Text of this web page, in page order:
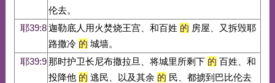
伦去。
耶39:8迦勒底人用火焚烧王宫、和百姓 的 房屋、又拆毁耶
路撒冷 的 城墙。
耶39:9那时护卫长尼布撒拉旦、将城里所剩下 的 百姓、和
投降他 的 逃民、以及其余 的 民、都掳到巴比伦去